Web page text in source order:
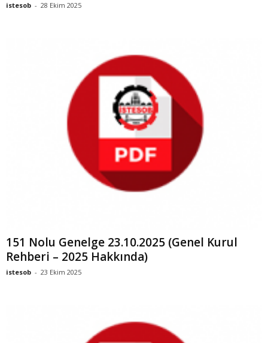
istesob - 28 Ekim 2025
151 Nolu Genelge 23.10.2025 (Genel Kurul
Rehberi – 2025 Hakkında)
istesob - 23 Ekim 2025